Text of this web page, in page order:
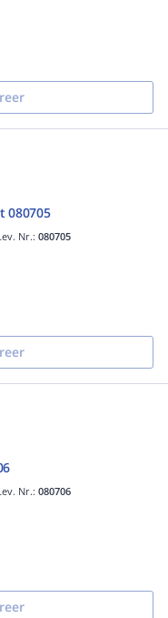
080705
Nr.: 080705
Nr.: 080706